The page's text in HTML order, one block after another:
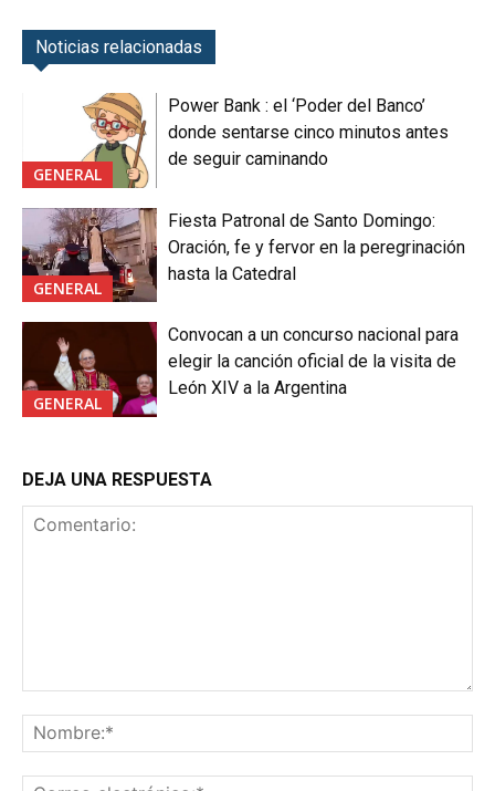
Noticias relacionadas
GENERAL
Power Bank : el ‘Poder del Banco’
donde sentarse cinco minutos antes
de seguir caminando
GENERAL
Fiesta Patronal de Santo Domingo:
Oración, fe y fervor en la peregrinación
hasta la Catedral
GENERAL
Convocan a un concurso nacional para
elegir la canción oficial de la visita de
León XIV a la Argentina
DEJA UNA RESPUESTA